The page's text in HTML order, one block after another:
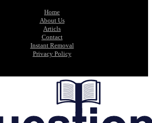
Home
About Us
Articls
Contact
Instant Removal
Privacy Policy